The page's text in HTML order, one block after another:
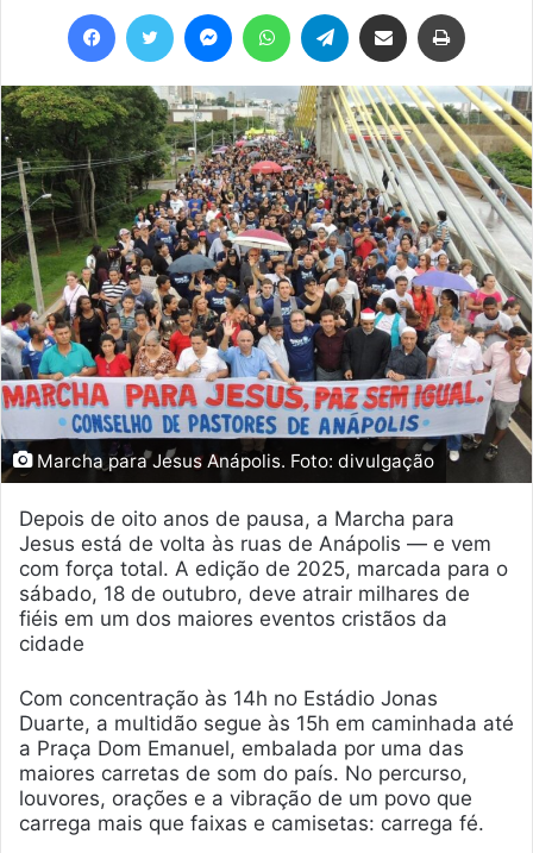
Marcha para Jesus Anápolis. Foto: divulgação
Depois de oito anos de pausa, a Marcha para
Jesus está de volta às ruas de Anápolis — e vem
com força total. A edição de 2025, marcada para o
sábado, 18 de outubro, deve atrair milhares de
fiéis em um dos maiores eventos cristãos da
cidade
Com concentração às 14h no Estádio Jonas
Duarte, a multidão segue às 15h em caminhada até
a Praça Dom Emanuel, embalada por uma das
maiores carretas de som do país. No percurso,
louvores, orações e a vibração de um povo que
carrega mais que faixas e camisetas: carrega fé.